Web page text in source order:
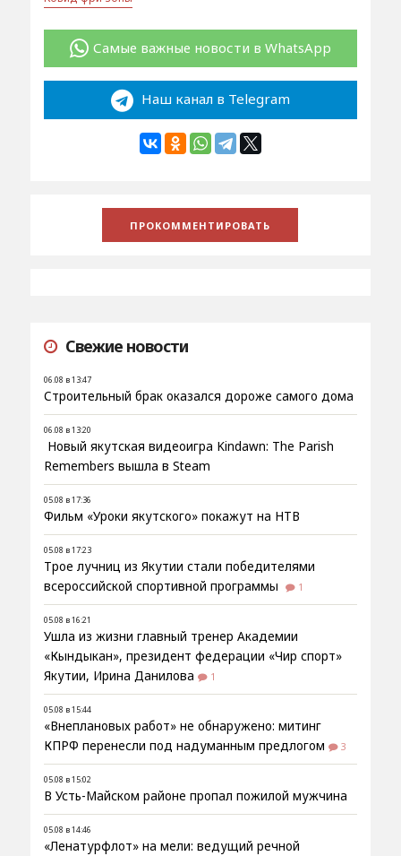
Самые важные новости в WhatsApp
Наш канал в Telegram
Свежие новости
06.08 в 13:47
Строительный брак оказался дороже самого дома
06.08 в 13:20
Новый якутская видеоигра Kindawn: The Parish
Remembers вышла в Steam
05.08 в 17:36
Фильм «Уроки якутского» покажут на НТВ
05.08 в 17:23
Трое лучниц из Якутии стали победителями
всероссийской спортивной программы
1
05.08 в 16:21
Ушла из жизни главный тренер Академии
«Кындыкан», президент федерации «Чир спорт»
Якутии, Ирина Данилова
1
05.08 в 15:44
«Внеплановых работ» не обнаружено: митинг
КПРФ перенесли под надуманным предлогом
3
05.08 в 15:02
В Усть-Майском районе пропал пожилой мужчина
05.08 в 14:46
«Ленатурфлот» на мели: ведущий речной